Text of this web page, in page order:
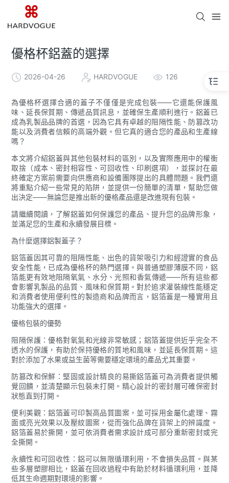
優格杯鋁蓋的選擇
2026-04-26 HARDVOGUE 126
為優格杯選擇合適的蓋子不僅僅是完成包裝——它還能保護風
味、延長保質期、傳遞品質訊息，並確保生產順利進行。鋁蓋已
成為乳製品品牌的首選，因為它具有卓越的阻隔性能、防篡改功
能以及消費者信賴的高端外觀。但它真的適合您的產品和生產線
嗎？
本文將介紹鋁蓋與其他包裝材料的區別，以及實際應用中的權衡
取捨（成本、密封相容性、可回收性、印刷選項），並探討在最
終確定方案前需要向供應商和設備團隊提出的具體問題。我們還
將重點介紹一些常見的陷阱，並提供一份簡單的清單，幫助您做
出決定——無論您是推出新的優格產品還是改進現有包裝。
請繼續閱讀，了解鋁蓋如何保護您的產品、提升您的品牌形象，
並滿足您的生產和永續發展目標。
為什麼選擇鋁製蓋子？
鋁箔蓋因其可靠的阻隔性能、出色的貨架吸引力和經證實的食品
安全性能，已成為優格杯的熱門選擇。與普通塑膠薄膜不同，鋁
箔能更有效地阻隔氧氣、水分、光照和香氣傳遞——所有這些都
會影響乳製品的品質、風味和保質期。對於追求灌裝線性能穩定
和消費者使用便利性的製造商和品牌而言，鋁箔蓋是一種實用且
功能強大的選擇。
優格包裝的優勢
阻隔保護：優格對氧氣和光線非常敏感；鋁箔蓋提供近乎完全不
透水的保護，有助於保持優格的質地和風味，並延長保質期。這
對於添加了水果或益生菌等需要穩定環境的產品尤其重要。
防篡改和保鮮：堅固或設計精良的易撕鋁箔蓋可為消費者提供觸
覺回饋，並清楚顯示包裝未打開。精心設計的密封層可確保密封
狀態直到打開。
便利美觀：鋁箔蓋可印製高品質圖案，並可採用金屬化處理、霧
面或亮光效果以及壓紋圖案，從而強化品牌在貨架上的辨識度。
鋁箔蓋易於撕開，並可依消費者需求設計成可部分重新密封或完
全撕開。
永續性和可回收性：鋁可以無限循環利用，不會損失品質。與某
些多層塑膠相比，鋁蓋在回收過程中有助於材料循環利用，並降
低其生命週期對環境的影響。